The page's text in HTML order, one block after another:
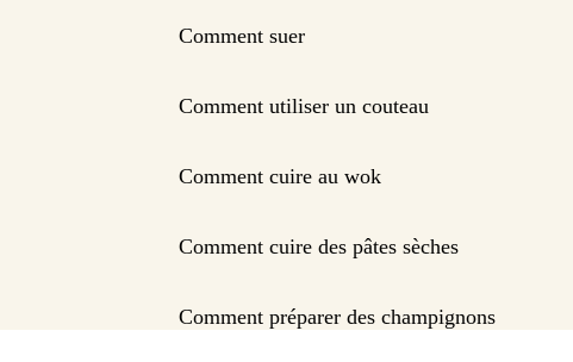
Comment suer
Comment utiliser un couteau
Comment cuire au wok
Comment cuire des pâtes sèches
Comment préparer des champignons